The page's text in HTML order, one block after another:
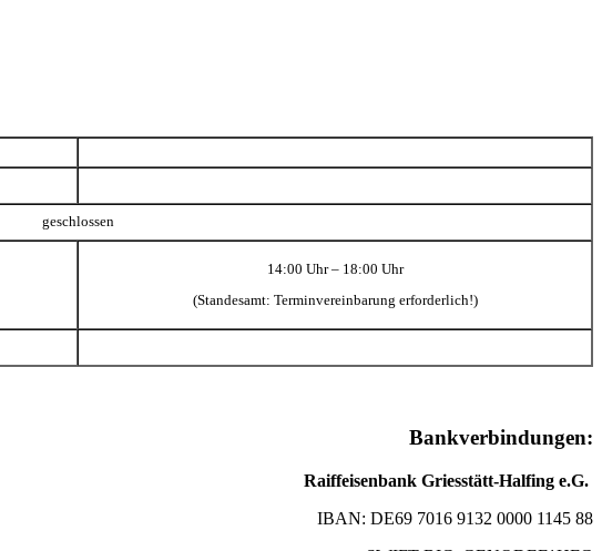
geschlossen
14:00 Uhr – 18:00 Uhr
(Standesamt: Terminvereinbarung erforderlich!)
Bankverbindungen:
Raiffeisenbank Griesstätt-Halfing e.G.
IBAN: DE69 7016 9132 0000 1145 88